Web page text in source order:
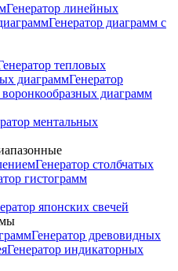
Генератор линейных
Генератор диаграмм с
тепловых
диаграммГенератор
воронкообразных диаграмм
ментальных
Генератор столбчатых
гистограмм
японских свечей
Генератор древовидных
Генератор индикаторных